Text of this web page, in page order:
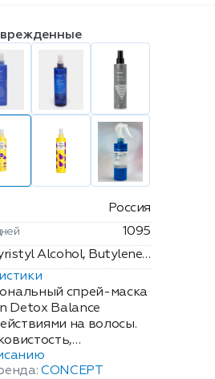
Россия
1095
Alcohol, Butylene
Glycol, Glycerin,
Cetrimonium
PCA, Parfum,
Seed
спрей-маска
Detox Balance
на волосы.
уплотняет, снижает
CONCEPT